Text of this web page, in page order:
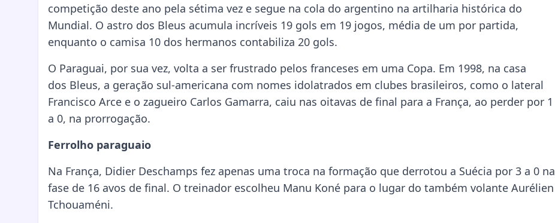
competição deste ano pela sétima vez e segue na cola do argentino na artilharia histórica do
Mundial. O astro dos Bleus acumula incríveis 19 gols em 19 jogos, média de um por partida,
enquanto o camisa 10 dos hermanos contabiliza 20 gols.
O Paraguai, por sua vez, volta a ser frustrado pelos franceses em uma Copa. Em 1998, na casa
dos Bleus, a geração sul-americana com nomes idolatrados em clubes brasileiros, como o lateral
Francisco Arce e o zagueiro Carlos Gamarra, caiu nas oitavas de final para a França, ao perder por 1
a 0, na prorrogação.
Ferrolho paraguaio
Na França, Didier Deschamps fez apenas uma troca na formação que derrotou a Suécia por 3 a 0 na
fase de 16 avos de final. O treinador escolheu Manu Koné para o lugar do também volante Aurélien
Tchouaméni.